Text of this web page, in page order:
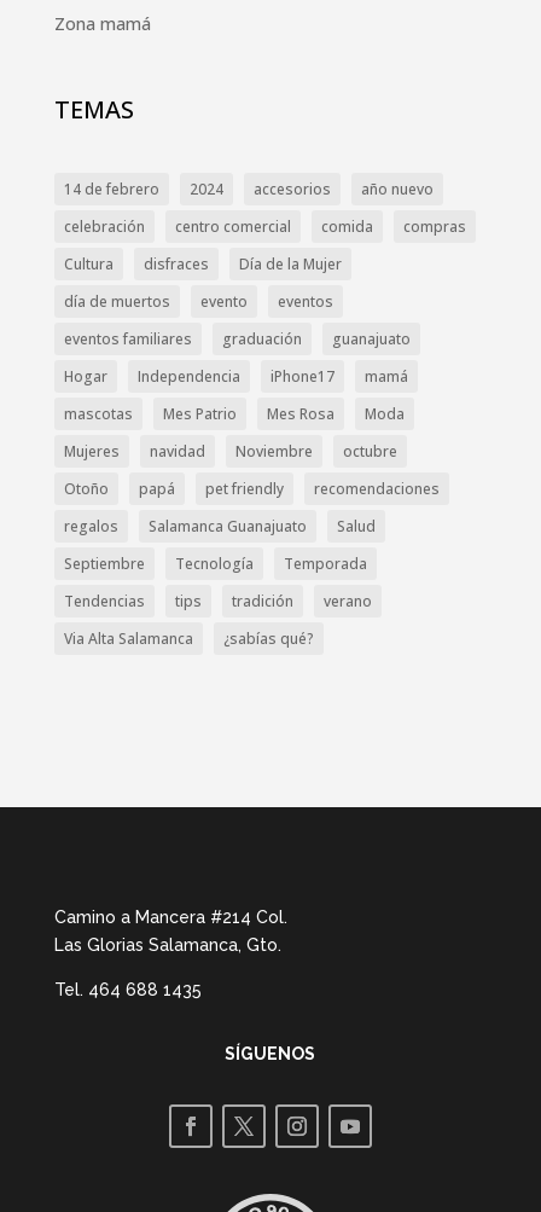
Zona mamá
TEMAS
14 de febrero 2024 accesorios
año nuevo
celebración
centro comercial comida
compras
Cultura
disfraces
Día de la Mujer
día de muertos
evento
eventos
eventos familiares
graduación
guanajuato
Hogar
Independencia iPhone17
mamá
mascotas
Mes Patrio Mes Rosa
Moda
Mujeres
navidad Noviembre
octubre
Otoño
papá pet friendly
recomendaciones
regalos
Salamanca Guanajuato
Salud
Septiembre
Tecnología
Temporada
Tendencias
tips tradición
verano
Via Alta Salamanca
¿sabías qué?
Camino a Mancera #214 Col.
Las Glorias Salamanca, Gto.
Tel. 464 688 1435
SÍGUENOS